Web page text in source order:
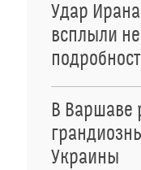
Удар
всплыли
В Варшаве
Украины